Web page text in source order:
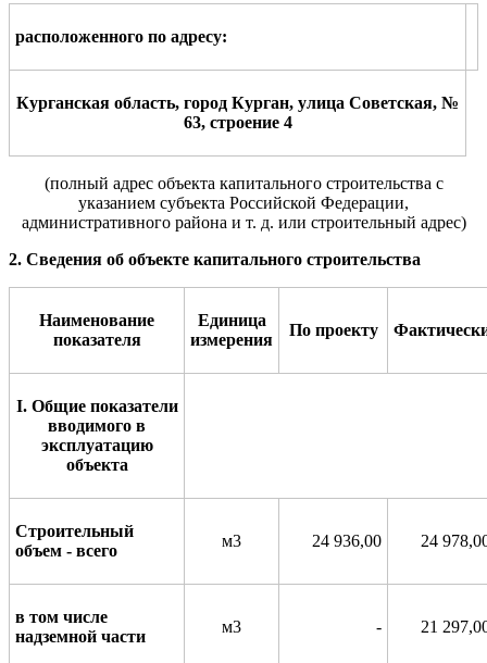
расположенного по адресу:
Курганская область, город Курган, улица Советская, №
63, строение 4
(полный адрес объекта капитального строительства с
указанием субъекта Российской Федерации,
административного района и т. д. или строительный адрес)
2. Сведения об объекте капитального строительства
Наименование
показателя
Единица
измерения
По проекту Фактиче
I. Общие показатели
вводимого в
эксплуатацию
объекта
Строительный
объем - всего
м3 24 936,00 24
в том числе
надземной части
м3 - 21